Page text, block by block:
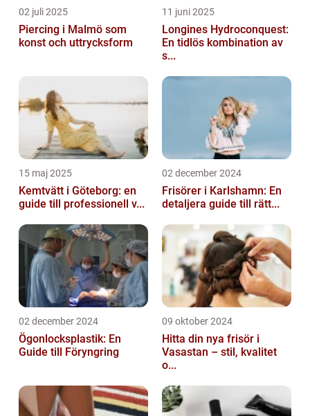
02 juli 2025
Piercing i Malmö som
konst och uttrycksform
11 juni 2025
Longines Hydroconquest:
En tidlös kombination av
s...
15 maj 2025
Kemtvätt i Göteborg: en
guide till professionell v...
02 december 2024
Frisörer i Karlshamn: En
detaljera guide till rätt...
02 december 2024
Ögonlocksplastik: En
Guide till Föryngring
09 oktober 2024
Hitta din nya frisör i
Vasastan – stil, kvalitet
o...